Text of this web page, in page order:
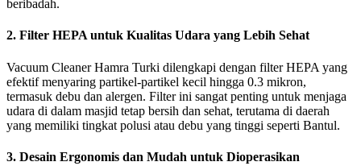
beribadah.
2. Filter HEPA untuk Kualitas Udara yang Lebih Sehat
Vacuum Cleaner Hamra Turki dilengkapi dengan filter HEPA yang
efektif menyaring partikel-partikel kecil hingga 0.3 mikron,
termasuk debu dan alergen. Filter ini sangat penting untuk menjaga
udara di dalam masjid tetap bersih dan sehat, terutama di daerah
yang memiliki tingkat polusi atau debu yang tinggi seperti Bantul.
3. Desain Ergonomis dan Mudah untuk Dioperasikan